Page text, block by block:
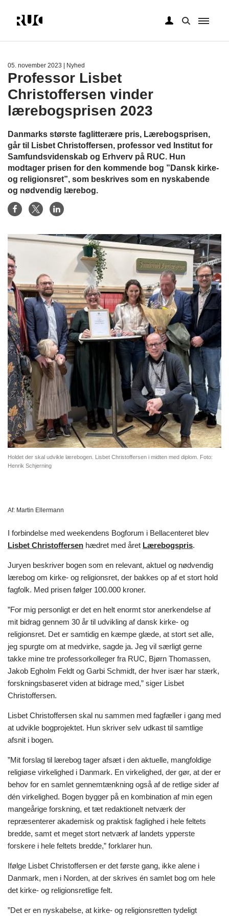
05. november 2023 | Nyhed
Professor Lisbet
Christoffersen vinder
lærebogsprisen 2023
Danmarks største faglitterære pris, Lærebogsprisen,
går til Lisbet Christoffersen, professor ved Institut for
Samfundsvidenskab og Erhverv på RUC. Hun
modtager prisen for den kommende bog ”Dansk kirke-
og religionsret”, som beskrives som en nyskabende
og nødvendig lærebog.
Holdet der skal udvikle lærebogen. Lisbet Christoffersen i midten med diplom. Foto:
Henrik Schjerning
Af: Martin Ellermann
I forbindelse med weekendens Bogforum i Bellacenteret blev
Lisbet Christoffersen hædret med året Lærebogspris.
Juryen beskriver bogen som en relevant, aktuel og nødvendig
lærebog om kirke- og religionsret, der bakkes op af et stort hold
fagfolk. Med prisen følger 100.000 kroner.
”For mig personligt er det en helt enormt stor anerkendelse af
mit bidrag gennem 30 år til udvikling af dansk kirke- og
religionsret. Det er samtidig en kæmpe glæde, at stort set alle,
jeg spurgte om at medvirke, sagde ja. Jeg vil særligt gerne
takke mine tre professorkolleger fra RUC, Bjørn Thomassen,
Jakob Egholm Feldt og Garbi Schmidt, der hver især har stærk,
forskningsbaseret viden at bidrage med,” siger Lisbet
Christoffersen.
Lisbet Christoffersen skal nu sammen med fagfæller i gang med
at udvikle bogprojektet. Hun skriver selv udkast til samtlige
afsnit i bogen.
”Mit forslag til lærebog tager afsæt i den aktuelle, mangfoldige
religiøse virkelighed i Danmark. En virkelighed, der gør, at der er
behov for en samlet gennemtænkning også af de retlige sider af
dén virkelighed. Bogen bygger på en kombination af min egen
mangeårige forskning, et tæt redaktionelt netværk der
repræsenterer akademisk og praktisk faglighed i hele feltets
bredde, samt et meget stort netværk af landets ypperste
forskere i hele feltets bredde,” forklarer hun.
Ifølge Lisbet Christoffersen er det første gang, ikke alene i
Danmark, men i Norden, at der skrives én samlet bog om hele
det kirke- og religionsretlige felt.
”Det er en nyskabelse, at kirke- og religionsretten tydeligt